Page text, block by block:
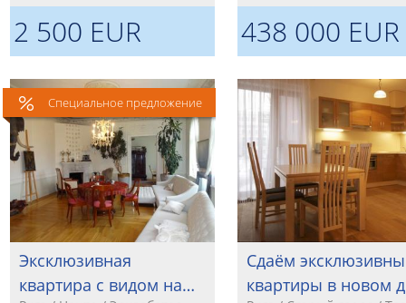
2 500 EUR 438 000 EUR
Специальное предложение
Эксклюзивная
квартира с видом на…
Сдаём
квартиры в новом